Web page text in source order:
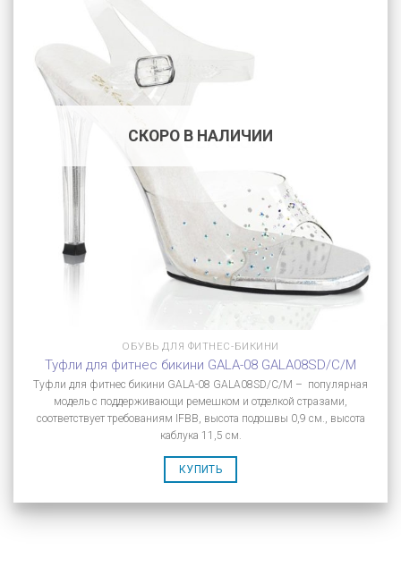
СКОРО В НАЛИЧИИ
ОБУВЬ ДЛЯ ФИТНЕС-БИКИНИ
Туфли для фитнес бикини GALA-08 GALA08SD/C/M
Туфли для фитнес бикини GALA-08 GALA08SD/C/M – популярная
модель с поддерживающи ремешком и отделкой стразами,
соответствует требованиям IFBB, высота подошвы 0,9 см., высота
каблука 11,5 см.
КУПИТЬ